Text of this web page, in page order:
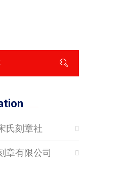
氏刻章社
章有限公司